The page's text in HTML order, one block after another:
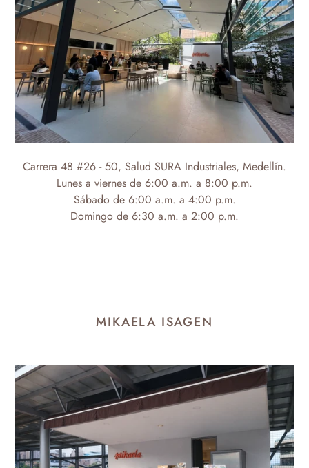
Carrera 48 #26 - 50, Salud SURA Industriales, Medellín.
Lunes a viernes de 6:00 a.m. a 8:00 p.m.
Sábado de 6:00 a.m. a 4:00 p.m.
Domingo de 6:30 a.m. a 2:00 p.m.
MIKAELA ISAGEN